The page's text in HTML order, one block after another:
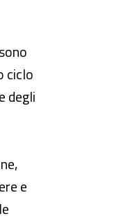
ciclo
degli
e